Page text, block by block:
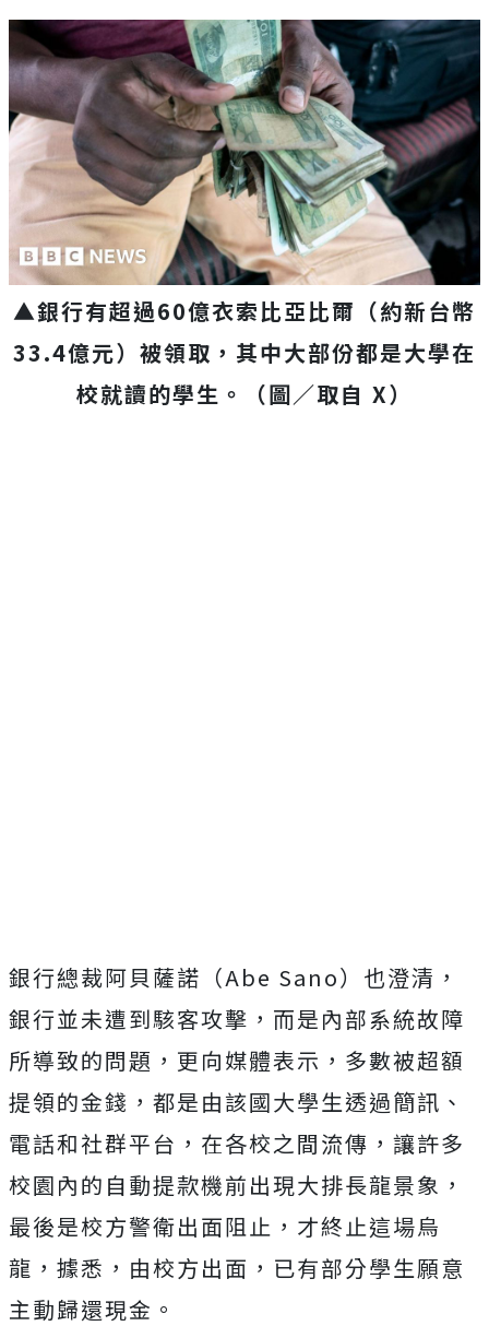
▲銀行有超過60億衣索比亞比爾（約新台幣
33.4億元）被領取，其中大部份都是大學在
校就讀的學生。（圖／取自 X）
銀行總裁阿貝薩諾（Abe Sano）也澄清，
銀行並未遭到駭客攻擊，而是內部系統故障
所導致的問題，更向媒體表示，多數被超額
提領的金錢，都是由該國大學生透過簡訊、
電話和社群平台，在各校之間流傳，讓許多
校園內的自動提款機前出現大排長龍景象，
最後是校方警衛出面阻止，才終止這場烏
龍，據悉，由校方出面，已有部分學生願意
主動歸還現金。